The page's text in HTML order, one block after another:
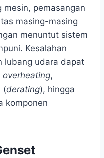
mesin, pemasangan
masing-masing
menuntut sistem
Kesalahan
lubang udara dapat
overheating,
(derating), hingga
komponen